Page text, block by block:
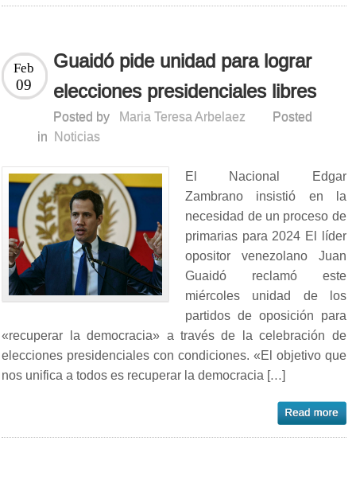
Guaidó pide unidad para lograr
elecciones presidenciales libres
Feb
09
Posted by Maria Teresa Arbelaez
Posted
in
Noticias
El Nacional Edgar
Zambrano insistió en la
necesidad de un proceso de
primarias para 2024 El líder
opositor venezolano Juan
Guaidó reclamó este
miércoles unidad de los
partidos de oposición para
«recuperar la democracia» a través de la celebración de
elecciones presidenciales con condiciones. «El objetivo que
nos unifica a todos es recuperar la democracia […]